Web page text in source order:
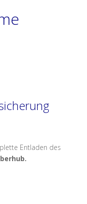
Entladen des